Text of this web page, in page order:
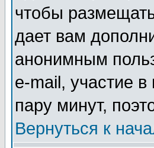
чтобы
дает вам
анонимным
e-mail, участие в
пару минут,
Вернуться к